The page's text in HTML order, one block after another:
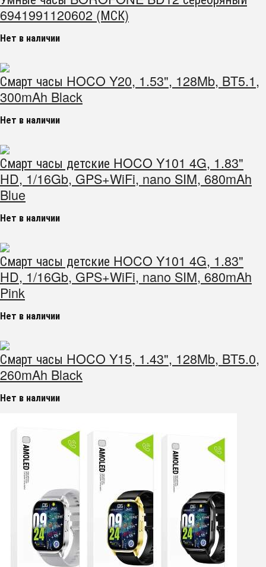
6941991120602 (МСК)
Нет в наличии
Смарт часы HOCO Y20, 1.53", 128Mb, BT5.1,
300mAh Black
Нет в наличии
Смарт часы детские HOCO Y101 4G, 1.83"
HD, 1/16Gb, GPS+WiFi, nano SIM, 680mAh
Blue
Нет в наличии
Смарт часы детские HOCO Y101 4G, 1.83"
HD, 1/16Gb, GPS+WiFi, nano SIM, 680mAh
Pink
Нет в наличии
Смарт часы HOCO Y15, 1.43", 128Mb, BT5.0,
260mAh Black
Нет в наличии